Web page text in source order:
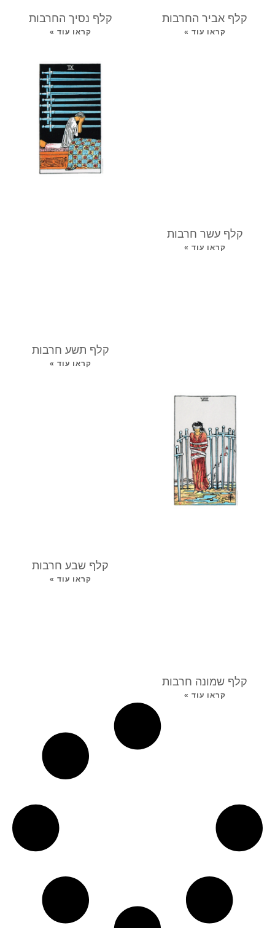
קלף אביר החרבות
קראו עוד »
קלף נסיך החרבות
קראו עוד »
קלף עשר חרבות
קראו עוד »
קלף תשע חרבות
קראו עוד »
קלף שמונה חרבות
קראו עוד »
קלף שבע חרבות
קראו עוד »